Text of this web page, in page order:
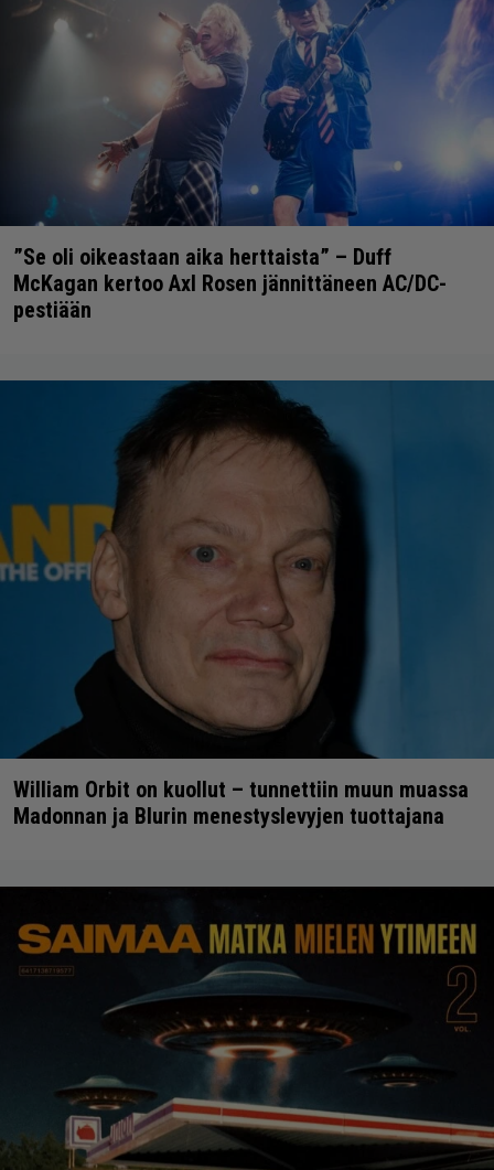
”Se oli oikeastaan aika herttaista” – Duff
McKagan kertoo Axl Rosen jännittäneen AC/DC-
pestiään
William Orbit on kuollut – tunnettiin muun muassa
Madonnan ja Blurin menestyslevyjen tuottajana